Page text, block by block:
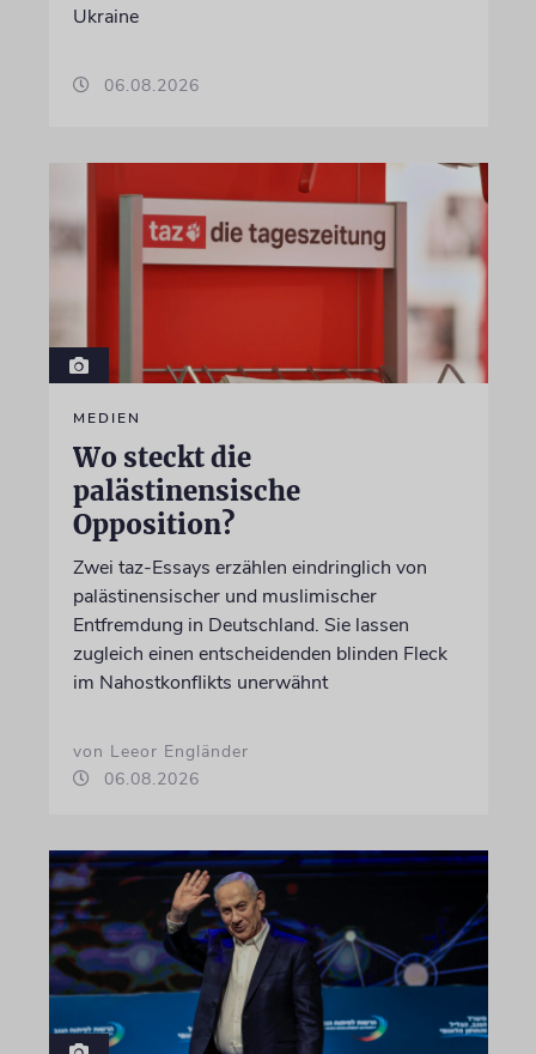
Ukraine
06.08.2026
MEDIEN
Wo steckt die
palästinensische
Opposition?
Zwei taz-Essays erzählen eindringlich von
palästinensischer und muslimischer
Entfremdung in Deutschland. Sie lassen
zugleich einen entscheidenden blinden Fleck
im Nahostkonflikts unerwähnt
von Leeor Engländer
06.08.2026